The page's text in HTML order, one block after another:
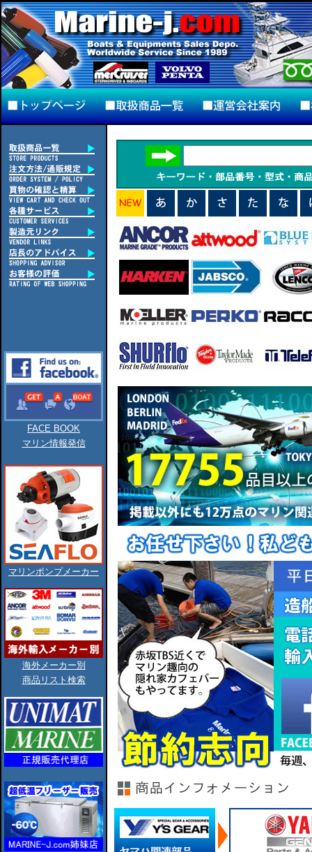
FACE BOOK
マリン情報発信
マリンポンプメーカー
海外メーカー別
商品リスト検索